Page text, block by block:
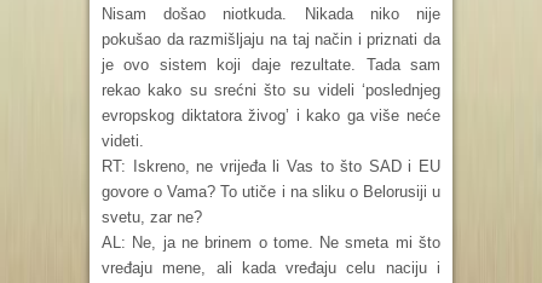
Nisam došao niotkuda. Nikada niko nije
pokušao da razmišljaju na taj način i priznati da
je ovo sistem koji daje rezultate. Tada sam
rekao kako su srećni što su videli ‘poslednjeg
evropskog diktatora živog’ i kako ga više neće
videti.
RT: Iskreno, ne vrijeđa li Vas to što SAD i EU
govore o Vama? To utiče i na sliku o Belorusiji u
svetu, zar ne?
AL: Ne, ja ne brinem o tome. Ne smeta mi što
vređaju mene, ali kada vređaju celu naciju i